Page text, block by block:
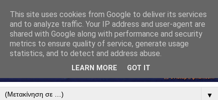
▼
This site uses cookies from Google to deliver its services
and to analyze traffic. Your IP address and user-agent are
shared with Google along with performance and security
metrics to ensure quality of service, generate usage
statistics, and to detect and address abuse.
LEARN MORE GOT IT